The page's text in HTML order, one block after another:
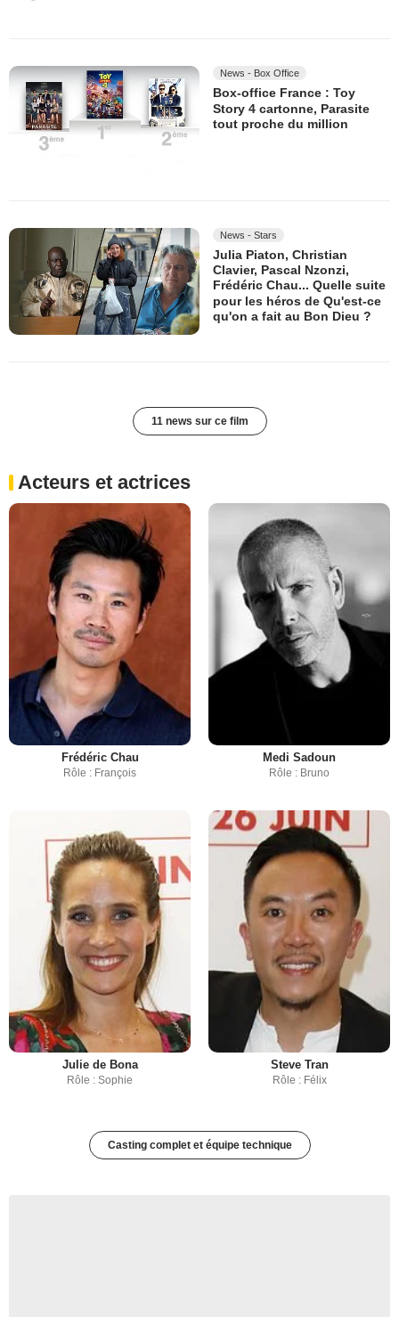
News - Box Office
Box-office France : Toy
Story 4 cartonne, Parasite
tout proche du million
News - Stars
Julia Piaton, Christian
Clavier, Pascal Nzonzi,
Frédéric Chau... Quelle suite
pour les héros de Qu'est-ce
qu'on a fait au Bon Dieu ?
11 news sur ce film
Acteurs et actrices
Frédéric Chau
Rôle : François
Medi Sadoun
Rôle : Bruno
Julie de Bona
Rôle : Sophie
Steve Tran
Rôle : Félix
Casting complet et équipe technique